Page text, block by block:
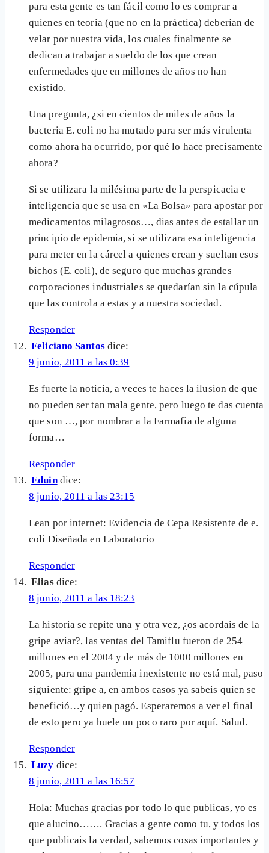
para esta gente es tan fácil como lo es comprar a
quienes en teoria (que no en la práctica) deberían de
velar por nuestra vida, los cuales finalmente se
dedican a trabajar a sueldo de los que crean
enfermedades que en millones de años no han
existido.
Una pregunta, ¿si en cientos de miles de años la
bacteria E. coli no ha mutado para ser más virulenta
como ahora ha ocurrido, por qué lo hace precisamente
ahora?
Si se utilizara la milésima parte de la perspicacia e
inteligencia que se usa en «La Bolsa» para apostar por
medicamentos milagrosos…, dias antes de estallar un
principio de epidemia, si se utilizara esa inteligencia
para meter en la cárcel a quienes crean y sueltan esos
bichos (E. coli), de seguro que muchas grandes
corporaciones industriales se quedarían sin la cúpula
que las controla a estas y a nuestra sociedad.
Responder
Feliciano Santos dice:
9 junio, 2011 a las 0:39
Es fuerte la noticia, a veces te haces la ilusion de que
no pueden ser tan mala gente, pero luego te das cuenta
que son …, por nombrar a la Farmafia de alguna
forma…
Responder
Eduin dice:
8 junio, 2011 a las 23:15
Lean por internet: Evidencia de Cepa Resistente de e.
coli Diseñada en Laboratorio
Responder
Elias dice:
8 junio, 2011 a las 18:23
La historia se repite una y otra vez, ¿os acordais de la
gripe aviar?, las ventas del Tamiflu fueron de 254
millones en el 2004 y de más de 1000 millones en
2005, para una pandemia inexistente no está mal, paso
siguiente: gripe a, en ambos casos ya sabeis quien se
benefició…y quien pagó. Esperaremos a ver el final
de esto pero ya huele un poco raro por aquí. Salud.
Responder
Luzy dice:
8 junio, 2011 a las 16:57
Hola: Muchas gracias por todo lo que publicas, yo es
que alucino……. Gracias a gente como tu, y todos los
que publicais la verdad, sabemos cosas importantes y